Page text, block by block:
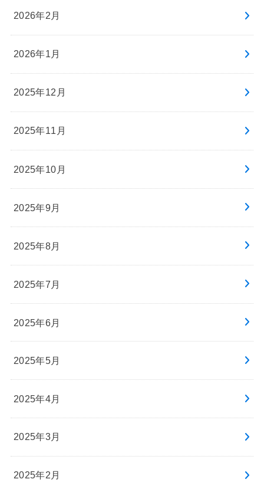
2026年2月
2026年1月
2025年12月
2025年11月
2025年10月
2025年9月
2025年8月
2025年7月
2025年6月
2025年5月
2025年4月
2025年3月
2025年2月